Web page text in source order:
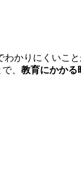
かりにくいこ
、 教育にかかる